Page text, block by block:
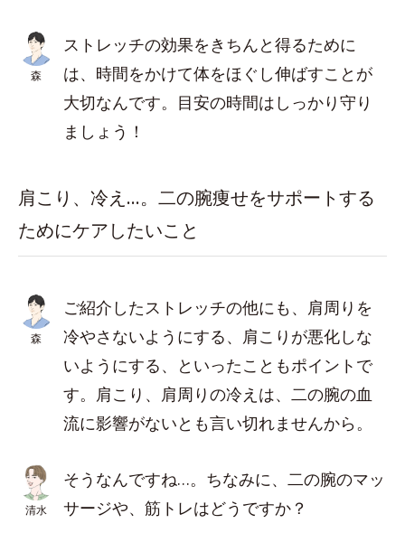
森
ストレッチの効果をきちんと得るために
は、時間をかけて体をほぐし伸ばすことが
大切なんです。目安の時間はしっかり守り
ましょう！
肩こり、冷え…。二の腕痩せをサポートする
ためにケアしたいこと
森
ご紹介したストレッチの他にも、肩周りを
冷やさないようにする、肩こりが悪化しな
いようにする、といったこともポイントで
す。肩こり、肩周りの冷えは、二の腕の血
流に影響がないとも言い切れませんから。
清水
そうなんですね…。ちなみに、二の腕のマッ
サージや、筋トレはどうですか？